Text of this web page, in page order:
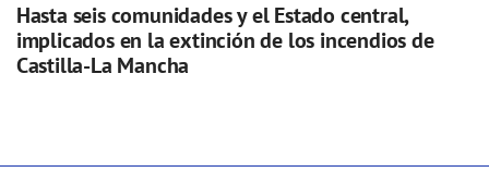
Hasta seis comunidades y el Estado central,
implicados en la extinción de los incendios de
Castilla-La Mancha